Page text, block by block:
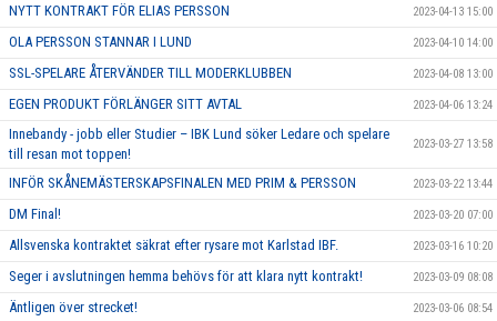
NYTT KONTRAKT FÖR ELIAS PERSSON 2023-04-13 15:00
OLA PERSSON STANNAR I LUND 2023-04-10 14:00
SSL-SPELARE ÅTERVÄNDER TILL MODERKLUBBEN 2023-04-08 13:00
EGEN PRODUKT FÖRLÄNGER SITT AVTAL 2023-04-06 13:24
Innebandy - jobb eller Studier – IBK Lund söker Ledare och spelare
till resan mot toppen!
2023-03-27 13:58
INFÖR SKÅNEMÄSTERSKAPSFINALEN MED PRIM & PERSSON 2023-03-22 13:44
DM Final! 2023-03-20 07:00
Allsvenska kontraktet säkrat efter rysare mot Karlstad IBF. 2023-03-16 10:20
Seger i avslutningen hemma behövs för att klara nytt kontrakt! 2023-03-09 08:08
Äntligen över strecket! 2023-03-06 08:54